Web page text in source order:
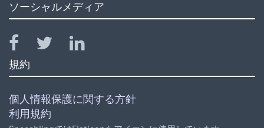
ソーシャルメディア
規約
個人情報保護に関する方針
利用規約